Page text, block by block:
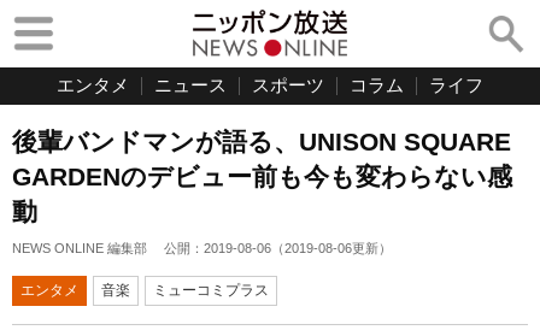
エンタメ ニュース スポーツ コラム ライフ
後輩バンドマンが語る、UNISON SQUARE
GARDENのデビュー前も今も変わらない感
動
NEWS ONLINE 編集部 公開： 2019-08-06 （2019-08-06更新）
エンタメ 音楽 ミューコミプラス